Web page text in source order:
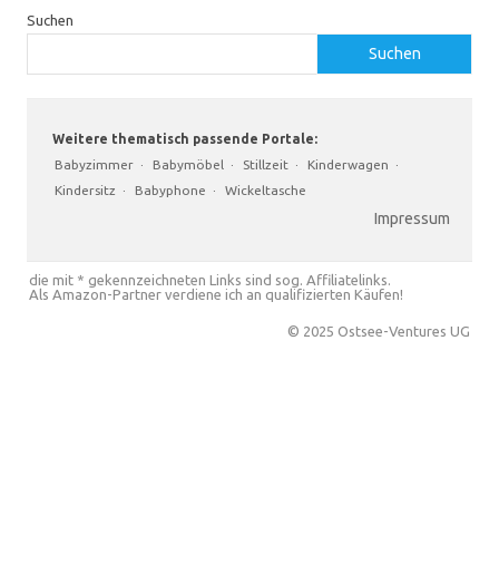
Suchen
Suchen
Weitere thematisch passende Portale:
Babyzimmer · Babymöbel · Stillzeit · Kinderwagen ·
Kindersitz · Babyphone · Wickeltasche
Impressum
die mit * gekennzeichneten Links sind sog. Affiliatelinks.
Als Amazon-Partner verdiene ich an qualifizierten Käufen!
© 2025 Ostsee-Ventures UG